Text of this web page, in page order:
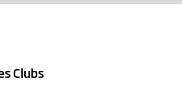
Clubs
und noch mehr Energie bei